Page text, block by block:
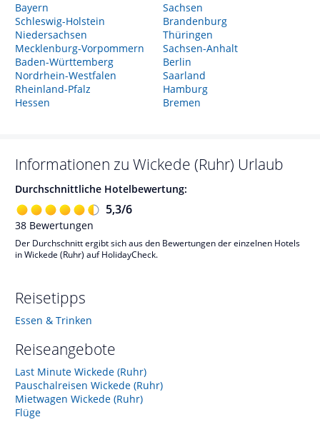
Bayern
Schleswig-Holstein
Niedersachsen
Mecklenburg-Vorpommern
Baden-Württemberg
Nordrhein-Westfalen
Rheinland-Pfalz
Hessen
Sachsen
Brandenburg
Thüringen
Sachsen-Anhalt
Berlin
Saarland
Hamburg
Bremen
Informationen zu Wickede (Ruhr) Urlaub
Durchschnittliche Hotelbewertung:
5,3/6
38 Bewertungen
Der Durchschnitt ergibt sich aus den Bewertungen der einzelnen Hotels
in Wickede (Ruhr) auf HolidayCheck.
Reisetipps
Essen & Trinken
Reiseangebote
Last Minute Wickede (Ruhr)
Pauschalreisen Wickede (Ruhr)
Mietwagen Wickede (Ruhr)
Flüge